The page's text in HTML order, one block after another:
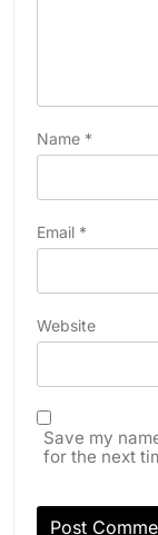
Name *
Email *
Website
Save my
for the next